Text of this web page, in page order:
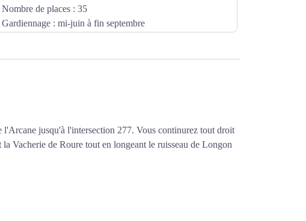
Nombre de places : 35
Gardiennage : mi-juin à fin septembre
l'Arcane jusqu'à l'intersection 277. Vous continurez tout droit
Vacherie de Roure tout en longeant le ruisseau de Longon